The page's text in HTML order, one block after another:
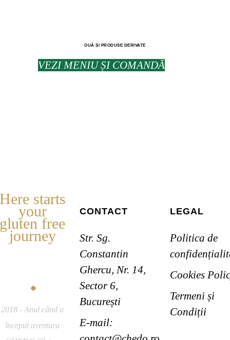
OUĂ ȘI PRODUSE DERIVATE
VEZI MENIU ȘI COMANDĂ
starts
your
gluten free
journey
2018 - Anul când a
început aventura
CONTACT
Str. Sg.
Constantin
Ghercu, Nr. 14,
Sector 6,
București
E-mail:
LEGAL
Politica de
Cookies
Termeni și
Condiții